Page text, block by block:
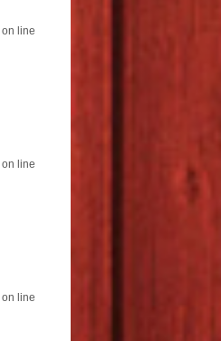
on line
on line
on line